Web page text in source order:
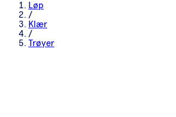
Løp
/
Klær
/
Trøyer